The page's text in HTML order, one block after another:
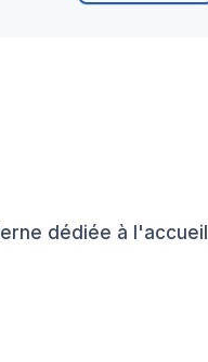
dédiée à l'accueil